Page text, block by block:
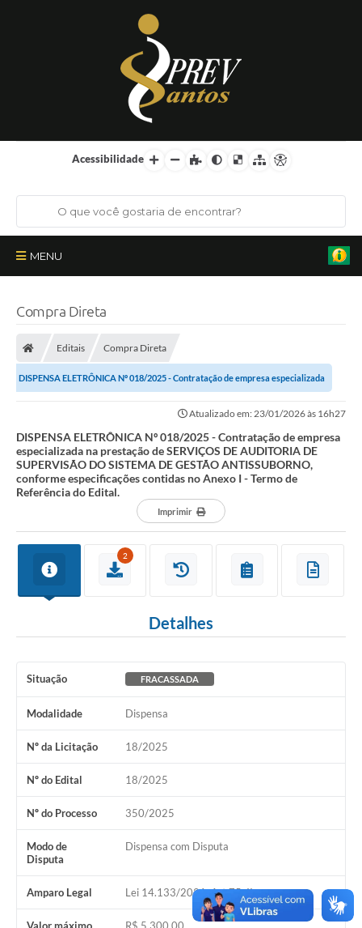
Acessibilidade
MENU
Investimentos
Relatórios
Compra Direta
Editais Compra Direta
DISPENSA ELETRÔNICA Nº 018/2025 - Contratação de empresa especializada
na prestação de SERVIÇOS DE AUDITORIA...
Atualizado em: 23/01/2026 às 16h27
DISPENSA ELETRÔNICA Nº 018/2025 - Contratação de empresa
especializada na prestação de SERVIÇOS DE AUDITORIA DE
SUPERVISÃO DO SISTEMA DE GESTÃO ANTISSUBORNO,
conforme especificações contidas no Anexo I - Termo de
Referência do Edital.
Imprimir
2
Detalhes
Situação FRACASSADA
Modalidade Dispensa
Nº da Licitação 18/2025
Nº do Edital 18/2025
Nº do Processo 350/2025
Modo de
Disputa
Dispensa com Disputa
Amparo Legal Lei 14.133/2021, Art 75, II